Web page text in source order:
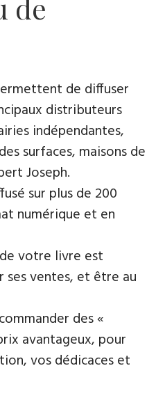
de
de diffuser
distributeurs
indépendantes,
surfaces, maisons de
Joseph.
sur plus de 200
numérique et en
votre livre est
ventes, et être au
des «
avantageux, pour
vos dédicaces et